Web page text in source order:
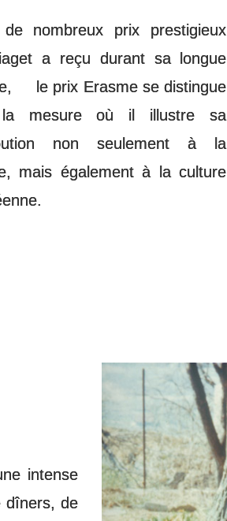
de nombreux prix prestigieux
a reçu durant sa longue
le prix Erasme se distingue
mesure où il illustre sa
non seulement à la
mais également à la culture
intense
dîners, de